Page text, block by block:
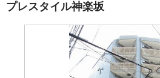
プレスタイル神楽坂